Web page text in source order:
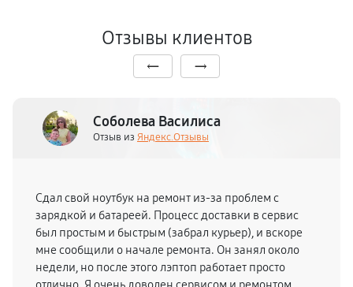
Отзывы клиентов
Соболева Василиса
Отзыв из Яндекс.Отзывы
Сдал свой ноутбук на ремонт из-за проблем с
зарядкой и батареей. Процесс доставки в сервис
был простым и быстрым (забрал курьер), и вскоре
мне сообщили о начале ремонта. Он занял около
недели, но после этого лэптоп работает просто